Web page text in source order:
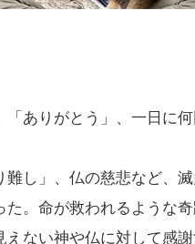
「ありがとう」、一日に
難し」、仏の慈悲など、
た。命が救われるような
えない神や仏に対して感